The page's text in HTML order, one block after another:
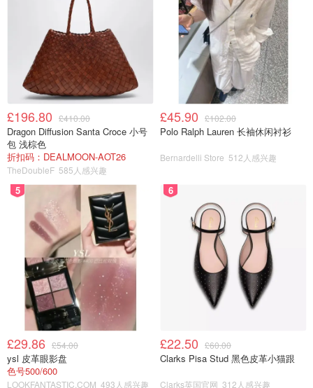
£196.80 £410.00
Dragon Diffusion Santa Croce 小号
包 浅棕色
折扣码：DEALMOON-AOT26
TheDoubleF 585人感兴趣
£45.90 £102.00
Polo Ralph Lauren 长袖休闲衬衫
Bernardelli Store 512人感兴趣
5
£29.86 £54.00
ysl 皮革眼影盘
色号500/600
LOOKFANTASTIC.COM 493人感兴趣
6
£22.50 £60.00
Clarks Pisa Stud 黑色皮革小猫跟
Clarks英国官网 312人感兴趣